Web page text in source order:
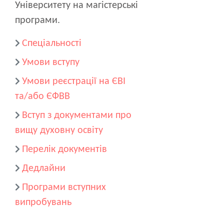
Університету на магістерські
програми.
Спеціальності
Умови вступу
Умови реєстрації на ЄВІ
та/або ЄФВВ
Вступ з документами про
вищу духовну освіту
Перелік документів
Дедлайни
Програми вступних
випробувань